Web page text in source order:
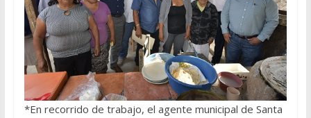
*En recorrido de trabajo, el agente municipal de Santa